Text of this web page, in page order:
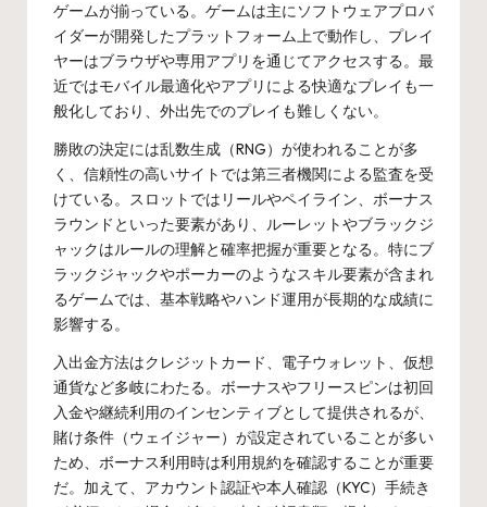
ゲームが揃っている。ゲームは主にソフトウェアプロバ
イダーが開発したプラットフォーム上で動作し、プレイ
ヤーはブラウザや専用アプリを通じてアクセスする。最
近ではモバイル最適化やアプリによる快適なプレイも一
般化しており、外出先でのプレイも難しくない。
勝敗の決定には乱数生成（RNG）が使われることが多
く、信頼性の高いサイトでは第三者機関による監査を受
けている。スロットではリールやペイライン、ボーナス
ラウンドといった要素があり、ルーレットやブラックジ
ャックはルールの理解と確率把握が重要となる。特にブ
ラックジャックやポーカーのようなスキル要素が含まれ
るゲームでは、基本戦略やハンド運用が長期的な成績に
影響する。
入出金方法はクレジットカード、電子ウォレット、仮想
通貨など多岐にわたる。ボーナスやフリースピンは初回
入金や継続利用のインセンティブとして提供されるが、
賭け条件（ウェイジャー）が設定されていることが多い
ため、ボーナス利用時は利用規約を確認することが重要
だ。加えて、アカウント認証や本人確認（KYC）手続き